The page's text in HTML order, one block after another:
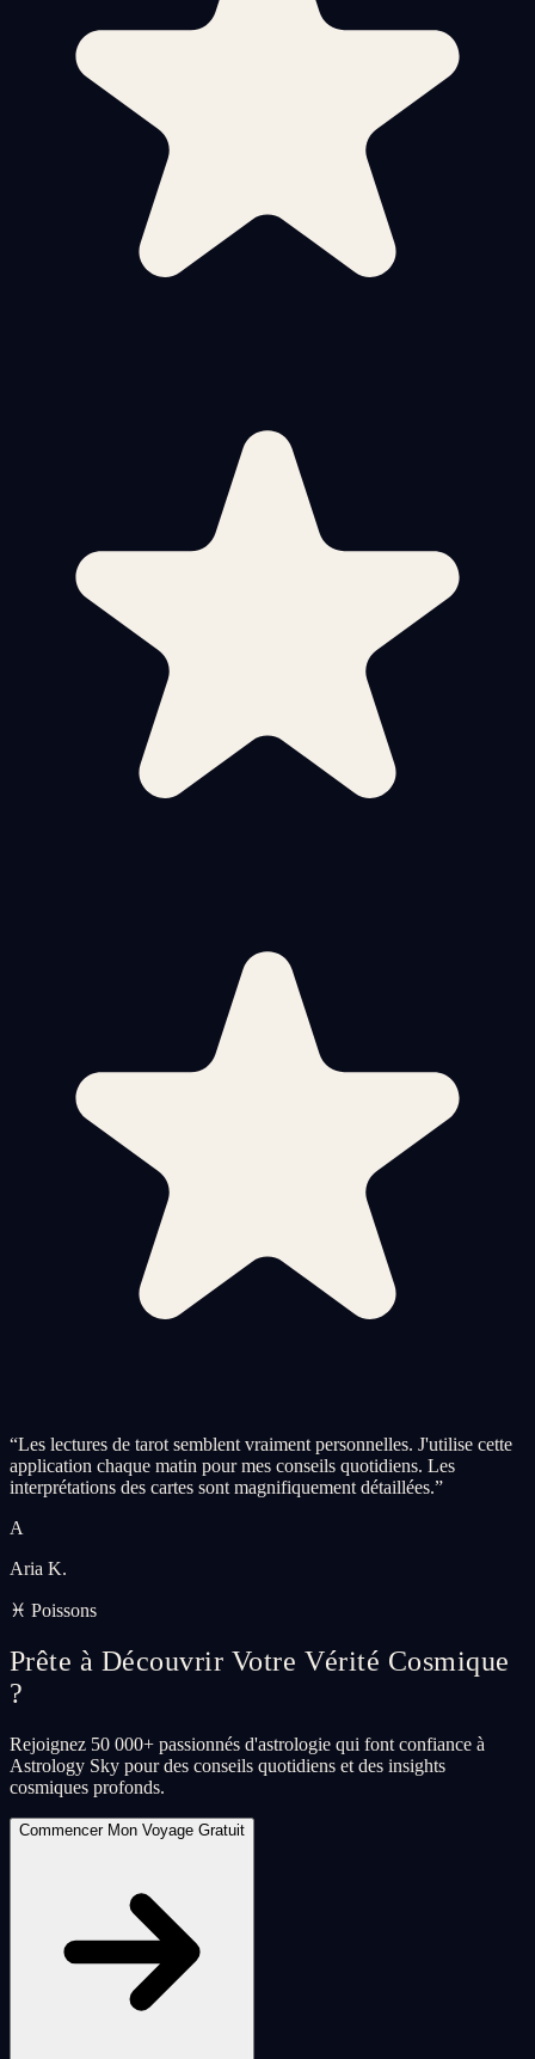
“Les lectures de tarot semblent vraiment personnelles. J'utilise cette
application chaque matin pour mes conseils quotidiens. Les
interprétations des cartes sont magnifiquement détaillées.”
A
Aria K.
♓ Poissons
Prête à Découvrir Votre Vérité Cosmique
?
Rejoignez 50 000+ passionnés d'astrologie qui font confiance à
Astrology Sky pour des conseils quotidiens et des insights
cosmiques profonds.
Commencer Mon Voyage Gratuit